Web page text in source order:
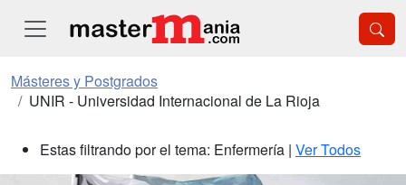
Másteres y Postgrados
UNIR - Universidad Internacional de La Rioja
Estas filtrando por el tema: Enfermería | Ver Todos